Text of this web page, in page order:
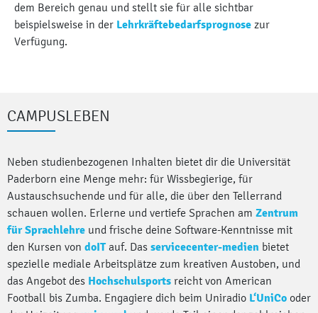
dem Bereich genau und stellt sie für alle sichtbar
beispielsweise in der Lehrkräftebedarfsprognose zur
Verfügung.
CAMPUSLEBEN
Neben studienbezogenen Inhalten bietet dir die Universität
Paderborn eine Menge mehr: für Wissbegierige, für
Austauschsuchende und für alle, die über den Tellerrand
schauen wollen. Erlerne und vertiefe Sprachen am Zentrum
für Sprachlehre und frische deine Software-Kenntnisse mit
den Kursen von doITauf. Das servicecenter-medien bietet
spezielle mediale Arbeitsplätze zum kreativen Austoben, und
das Angebot des Hochschulsports reicht von American
Football bis Zumba. Engagiere dich beim Uniradio L‘UniCo oder